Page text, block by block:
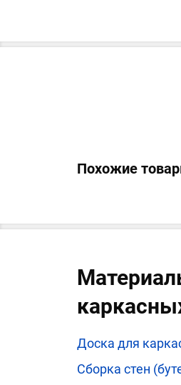
Похожие
Доска для
Сборка стен